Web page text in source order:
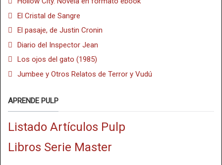
El Cristal de Sangre
El pasaje, de Justin Cronin
Diario del Inspector Jean
Los ojos del gato (1985)
Jumbee y Otros Relatos de Terror y Vudú
APRENDE PULP
Listado Artículos Pulp
Libros Serie Master